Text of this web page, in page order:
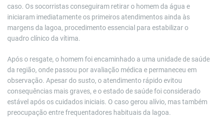
caso. Os socorristas conseguiram retirar o homem da água e
iniciaram imediatamente os primeiros atendimentos ainda às
margens da lagoa, procedimento essencial para estabilizar o
quadro clínico da vítima.
Após o resgate, o homem foi encaminhado a uma unidade de saúde
da região, onde passou por avaliação médica e permaneceu em
observação. Apesar do susto, o atendimento rápido evitou
consequências mais graves, e o estado de saúde foi considerado
estável após os cuidados iniciais. O caso gerou alívio, mas também
preocupação entre frequentadores habituais da lagoa.